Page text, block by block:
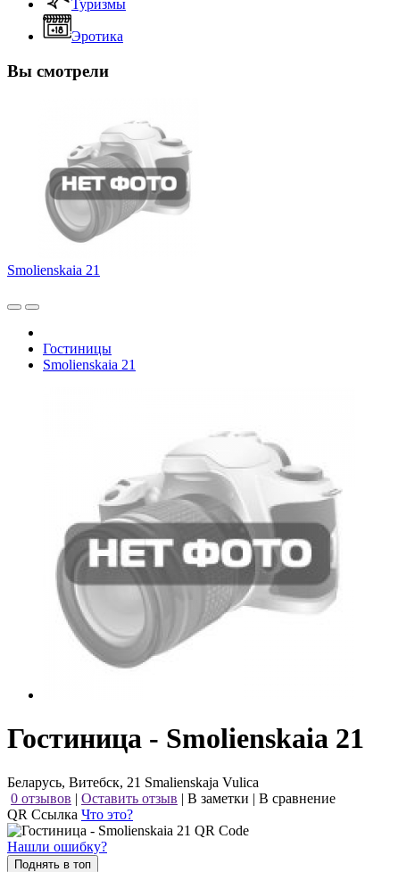
Туризмы
Эротика
Вы смотрели
Smolienskaia 21
Гостиницы
Smolienskaia 21
Гостиница - Smolienskaia 21
Беларусь, Витебск, 21 Smalienskaja Vulica
0 отзывов | Оставить отзыв | В заметки | В сравнение
QR Ссылка Что это?
Нашли ошибку?
Поднять в топ